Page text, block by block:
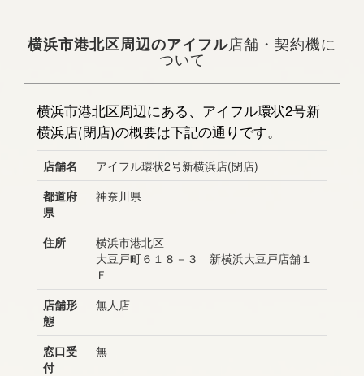
横浜市港北区周辺のアイフル店舗・契約機に
ついて
横浜市港北区周辺にある、アイフル環状2号新
横浜店(閉店)の概要は下記の通りです。
店舗名
アイフル環状2号新横浜店(閉店)
都道府
県
神奈川県
住所
横浜市港北区
大豆戸町６１８－３ 新横浜大豆戸店舗１
Ｆ
店舗形
態
無人店
窓口受
付
無